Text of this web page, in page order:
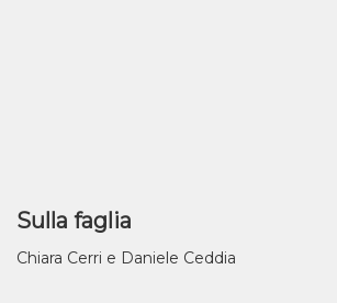
Sulla faglia
Chiara Cerri e Daniele Ceddia